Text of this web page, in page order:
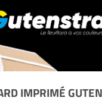
IMPRIMÉ